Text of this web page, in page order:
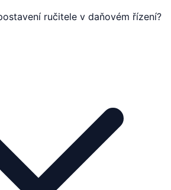
ručitele v daňovém řízení?